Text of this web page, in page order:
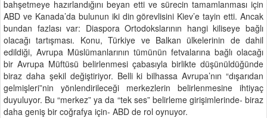
bahşetmeye hazırlandığını beyan etti ve sürecin tamamlanması için
ABD ve Kanada’da bulunun iki din görevlisini Kiev’e tayin etti. Ancak
bundan fazlası var: Diaspora Ortodokslarının hangi kiliseye bağlı
olacağı tartışması. Konu, Türkiye ve Balkan ülkelerinin de dahil
edildiği, Avrupa Müslümanlarının tümünün fetvalarına bağlı olacağı
bir Avrupa Müftüsü belirlenmesi çabasıyla birlikte düşünüldüğünde
biraz daha şekil değiştiriyor. Belli ki bilhassa Avrupa’nın “dışarıdan
gelmişleri”nin yönlendirileceği merkezlerin belirlenmesine ihtiyaç
duyuluyor. Bu “merkez” ya da “tek ses” belirleme girişimlerinde- biraz
daha geniş bir coğrafya için- ABD de rol oynuyor.